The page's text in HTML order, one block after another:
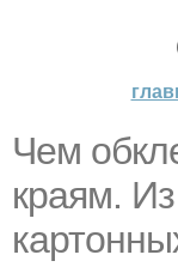
Чем
краям.